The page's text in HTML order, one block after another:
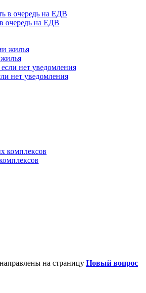
очередь на ЕДВ
нет уведомления
на страницу Новый вопрос